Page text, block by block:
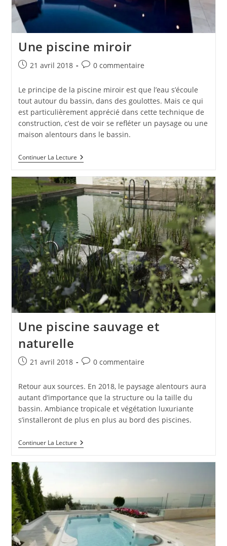
Une piscine miroir
Publication
21 avril 2018
Commentaires
la
publication :
0 commentaire
Le principe de la piscine miroir est que l’eau s’écoule
tout autour du bassin, dans des goulottes. Mais ce qui
est particulièrement apprécié dans cette technique de
construction, c’est de voir se refléter un paysage ou une
maison alentours dans le bassin.
Continuer La LectureUne
Piscine
Une piscine sauvage et
naturelle
Publication
21 avril 2018
Commentaires
la
publication :
0 commentaire
Retour aux sources. En 2018, le paysage alentours aura
autant d’importance que la structure ou la taille du
bassin. Ambiance tropicale et végétation luxuriante
s’installeront de plus en plus au bord des piscines.
Continuer La LectureUne
Piscine